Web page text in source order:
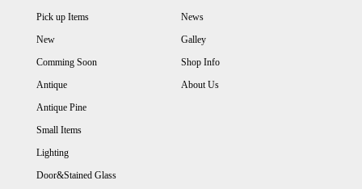
Pick up Items
New
Comming Soon
Antique
Antique Pine
Small Items
Lighting
Door&Stained Glass
News
Galley
Shop Info
About Us